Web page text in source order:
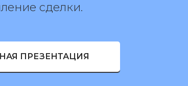
сделки.
ПРЕЗЕНТАЦИЯ